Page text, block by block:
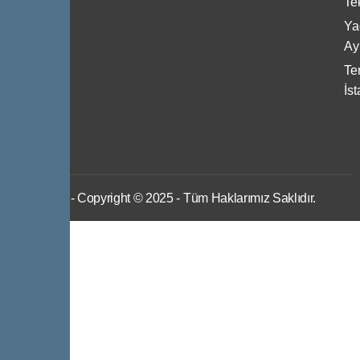
- Copyright © 2025 - Tüm Haklarımız Saklıdır.